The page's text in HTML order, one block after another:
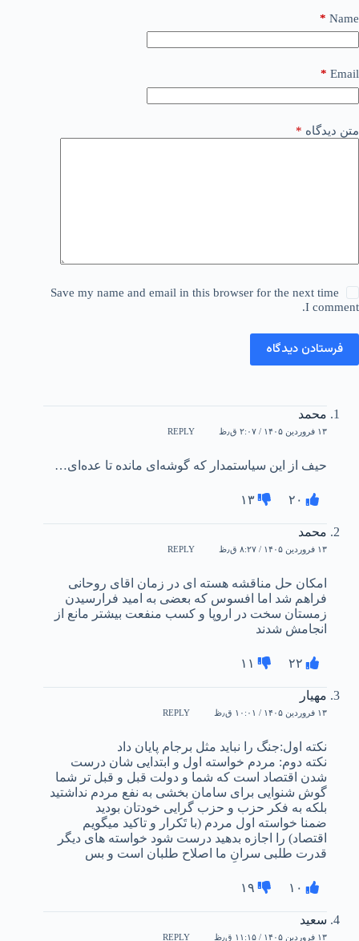
Name
*
Email
*
متن دیدگاه *
Save my name and email in this browser for the next time
I comment.
فرستادن دیدگاه
محمد
۱۳ فروردین ۱۴۰۵ / ۲:۰۷ ق٫ظ REPLY
حیف از این سیاستمدار که گوشه‌ای مانده تا عده‌ای…
۲۰ ۱۳
محمد
۱۳ فروردین ۱۴۰۵ / ۸:۲۷ ق٫ظ REPLY
امکان حل مناقشه هسته ای در زمان اقای روحانی
فراهم شد اما افسوس که بعضی به امید فرارسیدن
زمستان سخت در اروپا و کسب منفعت بیشتر مانع از
انجامش شدند
۲۲ ۱۱
مهیار
۱۳ فروردین ۱۴۰۵ / ۱۰:۰۱ ق٫ظ REPLY
نکته اول:جنگ را نباید مثل برجام پایان داد
نکته دوم: مردم خواسته اول و ابتدایی شان درست
شدن اقتصاد است که شما و دولت قبل و قبل تر شما
گوش شنوایی برای سامان بخشی به نفع مردم نداشتید
بلکه به فکر حزب و حزب گرایی خودتان بودید
ضمنا خواسته اول مردم (با تَکرار و تاکید میگویم
اقتصاد) را اجازه بدهید درست شود خواسته های دیگر
قدرت طلبی سرانِ ما اصلاح طلبان است و بس
۱۰ ۱۹
سعید
۱۳ فروردین ۱۴۰۵ / ۱۱:۱۵ ق٫ظ REPLY